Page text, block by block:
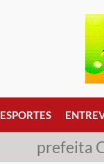
ESPORTES
prefeita